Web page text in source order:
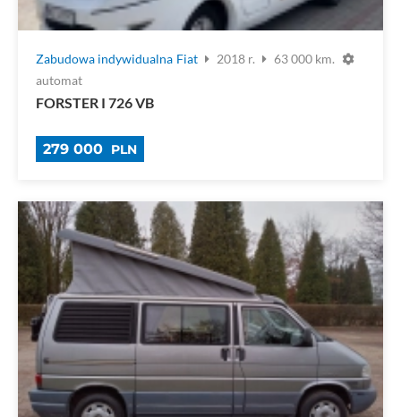
Zabudowa indywidualna Fiat 2018 r.
63 000 km.
automat
FORSTER I 726 VB
279 000 PLN